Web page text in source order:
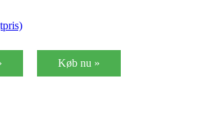
Køb nu »